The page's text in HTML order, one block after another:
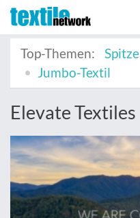
Top-Themen:
Spitze
Jumbo-Textil
Elevate Textiles